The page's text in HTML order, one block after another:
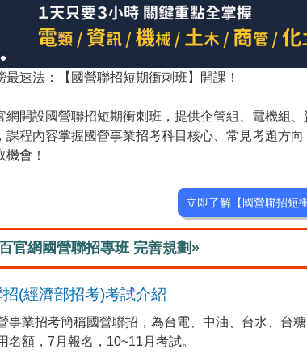
最速法：【國營聯招短期衝刺班】開課！
網開設國營聯招短期衝刺班，提供企管組、電機組
課程內容掌握國營事業招考科目核心、常見考題方向
機會！
立即了解【國營聯招短
官網國營聯招專班 完善規劃»
(經濟部招考)考試介紹
事業招考簡稱國營聯招，為台電、中油、台水、台
名額，7月報名，10~11月考試。